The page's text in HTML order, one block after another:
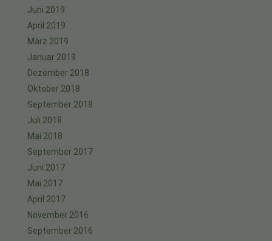
Juni 2019
April 2019
März 2019
Januar 2019
Dezember 2018
Oktober 2018
September 2018
Juli 2018
Mai 2018
September 2017
Juni 2017
Mai 2017
April 2017
November 2016
September 2016